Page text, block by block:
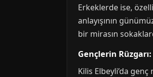
Erkeklerde ise,
anlayışının
bir mirasın
Gençlerin
Kilis Elbeyli’da